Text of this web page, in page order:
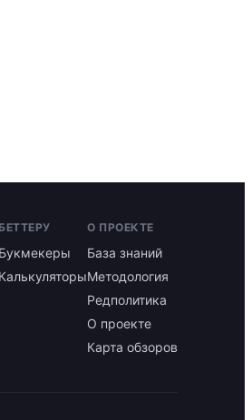
Букмекеры
Калькуляторы
О ПРОЕКТЕ
База знаний
Методология
Редполитика
О проекте
Карта обзоров